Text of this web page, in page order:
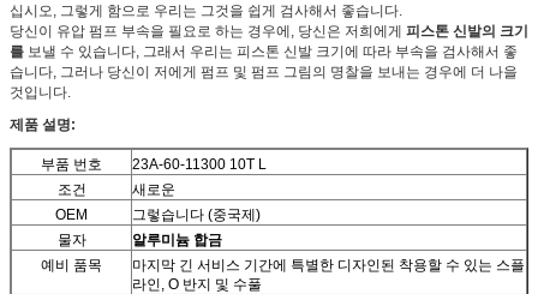
십시오, 그렇게 함으로 우리는 그것을 쉽게 검사해서 좋습니다.
당신이 유압 펌프 부속을 필요로 하는 경우에, 당신은 저희에게 피스톤 신발의 크기
를 보낼 수 있습니다, 그래서 우리는 피스톤 신발 크기에 따라 부속을 검사해서 좋
습니다, 그러나 당신이 저에게 펌프 및 펌프 그림의 명찰을 보내는 경우에 더 나을
것입니다.
제품 설명:
부품 번호
23A-60-11300 10T L
조건
새로운
OEM
그렇습니다 (중국제)
물자
알루미늄 합금
예비 품목
마지막 긴 서비스 기간에 특별한 디자인된 착용할 수 있는 스플
라인, O 반지 및 수풀